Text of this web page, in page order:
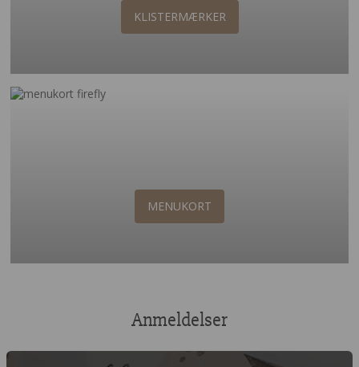
KLISTERMÆRKER
MENUKORT
Anmeldelser